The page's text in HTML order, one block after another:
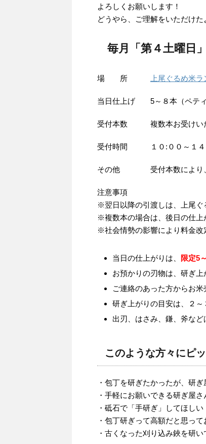
よろしくお願いします！
どうやら、ご理解をいただけた
毎月「第４土曜日
場 所 上尾ぐるめ米
当日仕上げ 5～８本（ペティ
受付本数 複数本お受けいた
受付時間 １０:００～１４
その他 受付本数により、お
注意事項
※翌日以降の引渡しは、上尾ぐ
※複数本の場合は、後日の仕上
※社会情勢の影響により料金改
当日の仕上がりは、 限定5
お預かりの刃物は、研ぎ上
ご連絡のあった方からお米
研ぎ上がりの目安は、２～
出刃、はさみ、鎌、斧など
このような方々にピッ
・包丁を研ぎたかったが、研
・手軽にお願いできる研ぎ屋さ
・砥石で「手研ぎ」してほしい
・包丁研ぎって高額だと思っ
・古くなった刈り込み鋏を研